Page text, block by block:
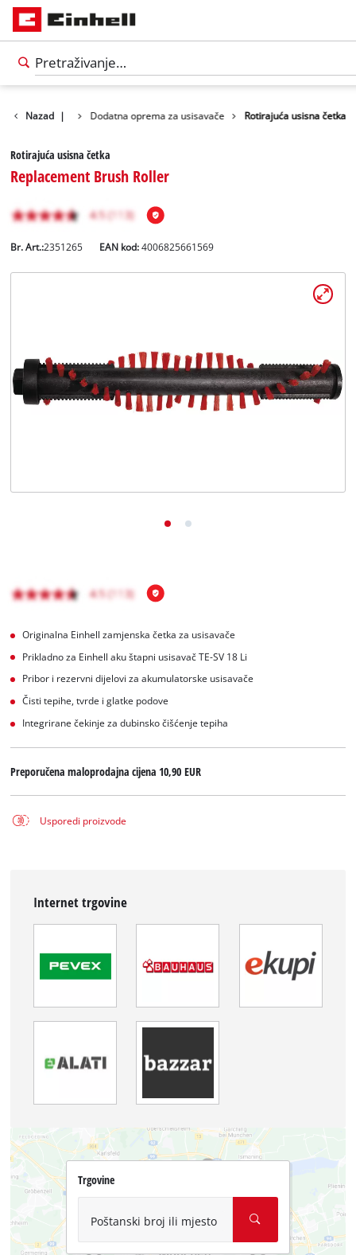
Hrvatski
HR Hrvatski
English
Nazad |
za čišćenje Dodatna oprema za usisavače Rotirajuća usisna četka
Rotirajuća usisna četka
Replacement Brush Roller
Br. Art.:2351265 EAN kod:4006825661569
Originalna Einhell zamjenska četka za usisavače
Prikladno za Einhell aku štapni usisavač TE-SV 18 Li
Pribor i rezervni dijelovi za akumulatorske usisavače
Čisti tepihe, tvrde i glatke podove
Integrirane čekinje za dubinsko čišćenje tepiha
Preporučena maloprodajna cijena10,90 EUR
Usporedi proizvode
Internet trgovine
Trgovine
Poštanski broj ili mjesto